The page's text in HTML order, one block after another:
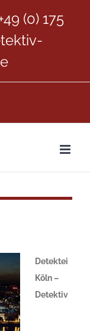
(0) 175
Detektei
Köln –
Detektiv